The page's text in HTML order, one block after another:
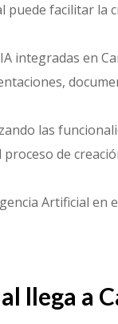
puede facilitar la
integradas en
las
de
Artificial en
llega a